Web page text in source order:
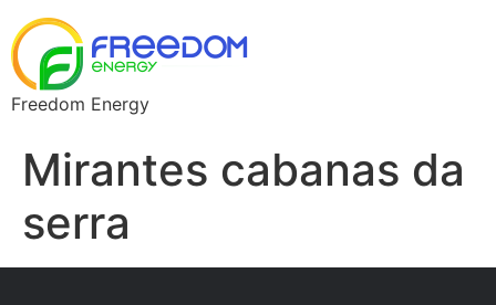
Freedom Energy
Mirantes cabanas da
serra